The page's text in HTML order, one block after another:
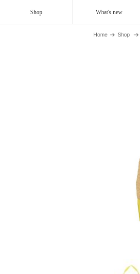
Shop What's new
Home Shop